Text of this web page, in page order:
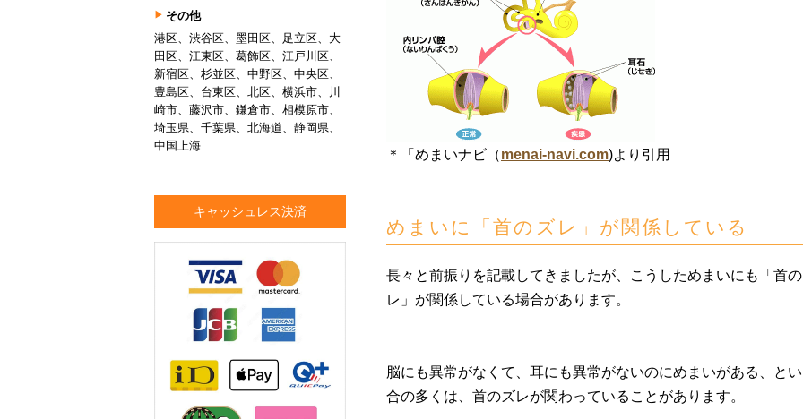
＊「めまいナビ（menai-navi.com)より引用
めまいに「首のズレ」が関係している
長々と前振りを記載してきましたが、こうしためまいにも「首
レ」が関係している場合があります。
脳にも異常がなくて、耳にも異常がないのにめまいがある、と
合の多くは、首のズレが関わっていることがあります。
その他
港区、渋谷区、墨田区、足立区、大
田区、江東区、葛飾区、江戸川区、
新宿区、杉並区、中野区、中央区、
豊島区、台東区、北区、横浜市、川
崎市、藤沢市、鎌倉市、相模原市、
埼玉県、千葉県、北海道、静岡県、
中国上海
キャッシュレス決済